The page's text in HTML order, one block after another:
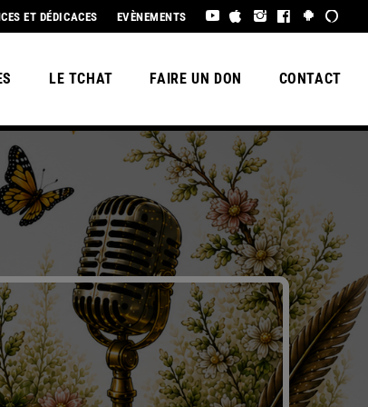
UN GRAND MERCI À TOUS LES ENCHANTEURS😀 POUR CETTE
ET DÉDICACES EVÈNEMENTS
LE TCHAT FAIRE UN DON CONTACT